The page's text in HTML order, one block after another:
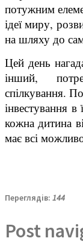
потужним
ідеї миру,
на шляху до
Цей день
інший,
спілкування.
інвестування
кожна дитина
має всі
Переглядів: 144
Post